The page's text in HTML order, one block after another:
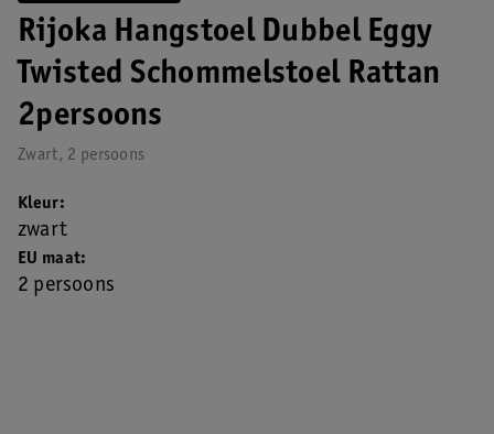
Rijoka Hangstoel Dubbel Eggy
Twisted Schommelstoel Rattan
2persoons
Zwart, 2 persoons
EU maat
2 persoons
Kleur
zwart